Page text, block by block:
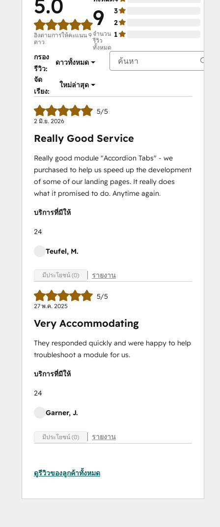
5.0
อิงตามการให้คะแนน 9
ดาว
9
จำนวน
รีวิว
ทั้งหมด
3
2
1
กรอง
รีวิว:
ดาวทั้งหมด
จัด
เรียง:
ใหม่ล่าสุด
5/5
2 มิ.ย. 2026
Really Good Service
Really good module "Accordion Tabs" - we
purchased to help us speed up the development
of some of our landing pages. It really does
what it promised to do. Anytime again.
บริการที่มีให้
24
Teufel, M.
มีประโยชน์ (0) รายงาน
5/5
27 พ.ค. 2025
Very Accommodating
They responded quickly and were happy to help
troubleshoot a module for us.
บริการที่มีให้
24
Garner, J.
มีประโยชน์ (0) รายงาน
ดูรีวิวของลูกค้าทั้งหมด